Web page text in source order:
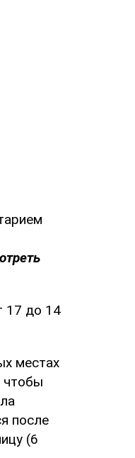
17 до 14
местах
чтобы
после
(6